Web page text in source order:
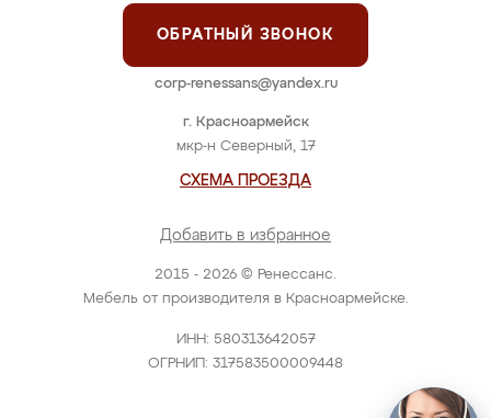
2015 - 2026 © Ренессанс.
Мебель от производителя в Красноармейске.
ИНН: 580313642057
ОГРНИП: 317583500009448
г. Красноармейск
мкр-н Северный, 17
СХЕМА ПРОЕЗДА
Добавить в избранное
ОБРАТНЫЙ ЗВОНОК
corp-renessans@yandex.ru